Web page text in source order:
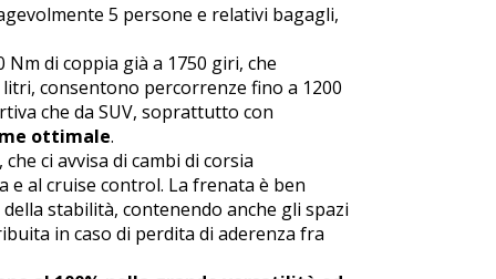
5 persone e relativi bagagli,
Nm di coppia già a 1750 giri, che
consentono percorrenze fino a 1200
che da SUV, soprattutto con
ottimale.
ci avvisa di cambi di corsia
e al cruise control. La frenata è ben
stabilità, contenendo anche gli spazi
in caso di perdita di aderenza fra